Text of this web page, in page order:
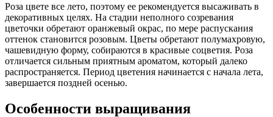
Роза цвете все лето, поэтому ее рекомендуется высаживать в
декоративных целях. На стадии неполного созревания
цветочки обретают оранжевый окрас, по мере распускания
оттенок становится розовым. Цветы обретают полумахровую,
чашевидную форму, собираются в красивые соцветия. Роза
отличается сильным приятным ароматом, который далеко
распространяется. Период цветения начинается с начала лета,
завершается поздней осенью.
Особенности выращивания